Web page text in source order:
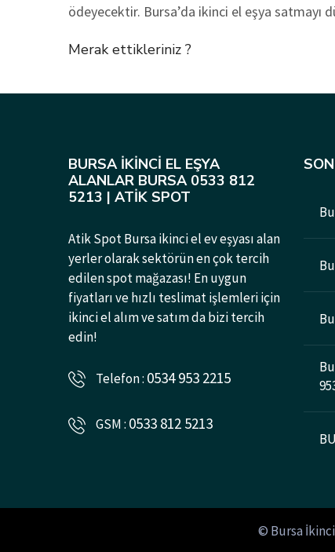
ödeyecektir. Bursa’da ikinci el eşya satmayı
Merak ettikleriniz ?
BURSA İKINCI EL EŞYA
ALANLAR BURSA 0533 812
5213 | ATIK SPOT
Atik Spot Bursa ikinci el ev eşyası alan
yerler olarak sektörün en çok tercih
edilen spot mağazası! En uygun
fiyatları ve hızlı teslimat işlemleri için
ikinci el alım ve satım da bizi tercih
edin!
Telefon : 0534 953 2215
GSM : 0533 812 5213
© Bursa İkinci